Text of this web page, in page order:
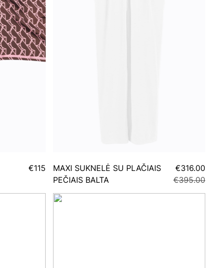
€115
MAXI SUKNELĖ SU PLAČIAIS
PEČIAIS BALTA
€316.00
€395.00